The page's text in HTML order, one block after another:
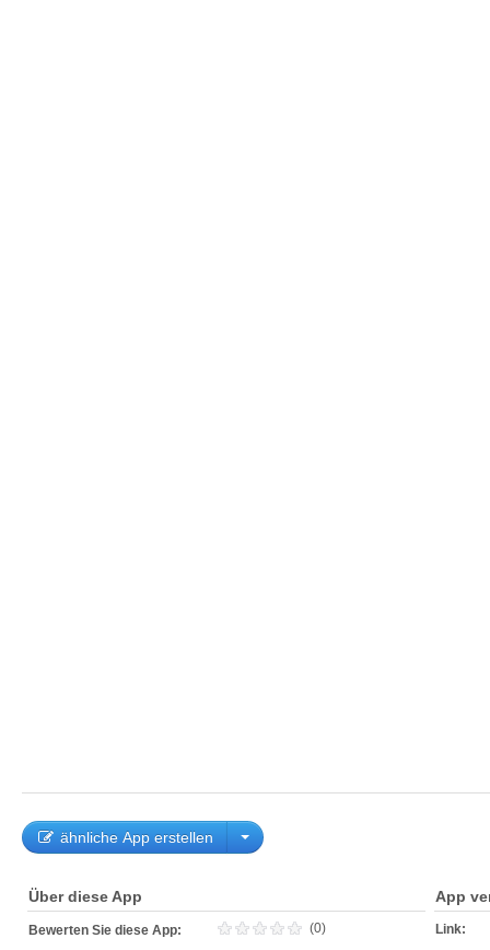
ähnliche App erstellen
Über diese App
Bewerten Sie diese App: (0)
App
Link: